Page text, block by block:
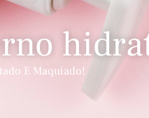
E Maquiado!